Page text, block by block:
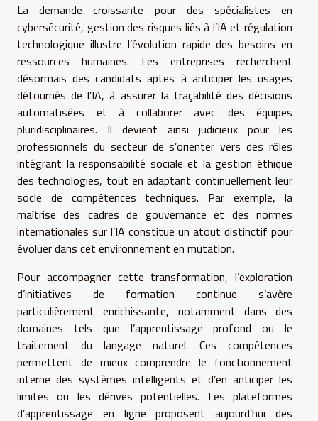
La demande croissante pour des spécialistes en
cybersécurité, gestion des risques liés à l’IA et régulation
technologique illustre l’évolution rapide des besoins en
ressources humaines. Les entreprises recherchent
désormais des candidats aptes à anticiper les usages
détournés de l’IA, à assurer la traçabilité des décisions
automatisées et à collaborer avec des équipes
pluridisciplinaires. Il devient ainsi judicieux pour les
professionnels du secteur de s’orienter vers des rôles
intégrant la responsabilité sociale et la gestion éthique
des technologies, tout en adaptant continuellement leur
socle de compétences techniques. Par exemple, la
maîtrise des cadres de gouvernance et des normes
internationales sur l’IA constitue un atout distinctif pour
évoluer dans cet environnement en mutation.
Pour accompagner cette transformation, l’exploration
d’initiatives de formation continue s’avère
particulièrement enrichissante, notamment dans des
domaines tels que l’apprentissage profond ou le
traitement du langage naturel. Ces compétences
permettent de mieux comprendre le fonctionnement
interne des systèmes intelligents et d’en anticiper les
limites ou les dérives potentielles. Les plateformes
d’apprentissage en ligne proposent aujourd’hui des